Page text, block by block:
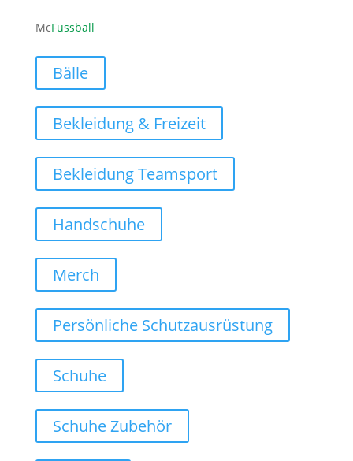
McFussball
Bälle
Bekleidung & Freizeit
Bekleidung Teamsport
Handschuhe
Merch
Persönliche Schutzausrüstung
Schuhe
Schuhe Zubehör